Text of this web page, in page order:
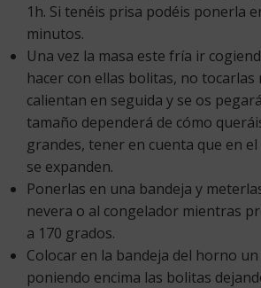
1h. Si tenéis prisa podéis ponerla
minutos.
Una vez la masa este fría ir
hacer con ellas bolitas, no
calientan en seguida y se os
tamaño dependerá de cómo
grandes, tener en cuenta que en
se expanden.
Ponerlas en una bandeja y
nevera o al congelador mientras
a 170 grados.
Colocar en la bandeja del horno
poniendo encima las bolitas